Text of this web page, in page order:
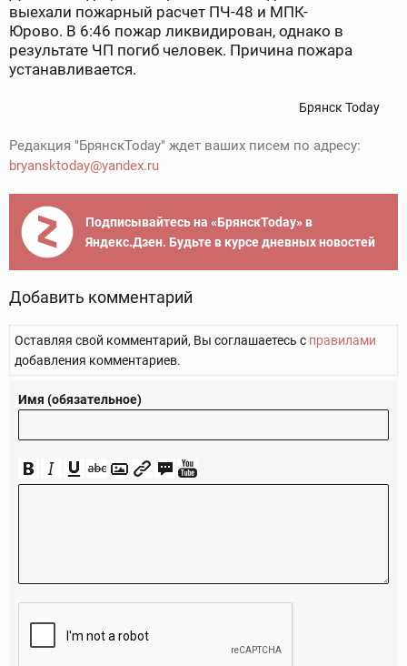
выехали пожарный расчет ПЧ-48 и МПК-
Юрово. В 6:46 пожар ликвидирован, однако в
результате ЧП погиб человек. Причина пожара
устанавливается.
Брянск Today
Редакция "БрянскToday" ждет ваших писем по адресу:
bryansktoday@yandex.ru
Подписывайтесь на «БрянскToday» в
Яндекс.Дзен. Будьте в курсе дневных новостей
Добавить комментарий
Оставляя свой комментарий, Вы соглашаетесь с правилами
добавления комментариев.
Имя (обязательное)